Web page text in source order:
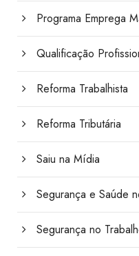
Programa Emprega
Qualificação
Reforma Trabalhista
Reforma Tributária
Saiu na Mídia
Segurança e Saúde
Segurança no